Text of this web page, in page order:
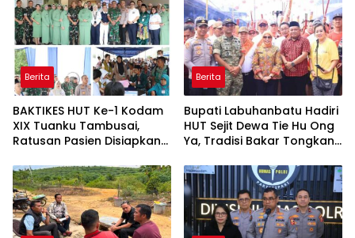
Berita
BAKTIKES HUT Ke-1 Kodam
XIX Tuanku Tambusai,
Ratusan Pasien Disiapkan
Berita
Bupati Labuhanbatu Hadiri
HUT Sejit Dewa Tie Hu Ong
Ya, Tradisi Bakar Tongkang